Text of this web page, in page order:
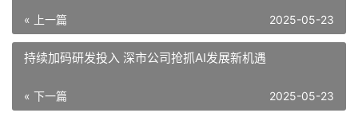
« 上一篇 2025-05-23
持续加码研发投入 深市公司抢抓AI发展新机遇
« 下一篇 2025-05-23